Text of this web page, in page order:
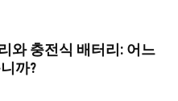
와 충전식 배터리: 어느
까?